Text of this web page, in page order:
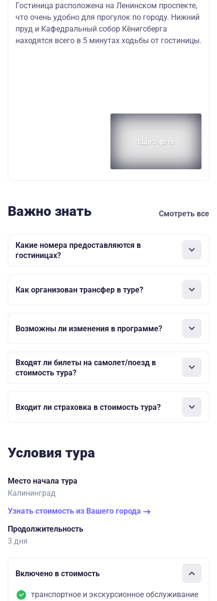
Гостиница расположена на Ленинском проспекте,
что очень удобно для прогулок по городу. Нижний
пруд и Кафедральный собор Кёнигсберга
находятся всего в 5 минутах ходьбы от гостиницы.
Еще 5 фото
Важно знать Смотреть все
Какие номера предоставляются в
гостиницах?
Как организован трансфер в туре?
Возможны ли изменения в программе?
Входят ли билеты на самолет/поезд в
стоимость тура?
Входит ли страховка в стоимость тура?
Условия тура
Место начала тура
Калининград
Узнать стоимость из Вашего города
Продолжительность
3 дня
Включено в стоимость
транспортное и экскурсионное обслуживание